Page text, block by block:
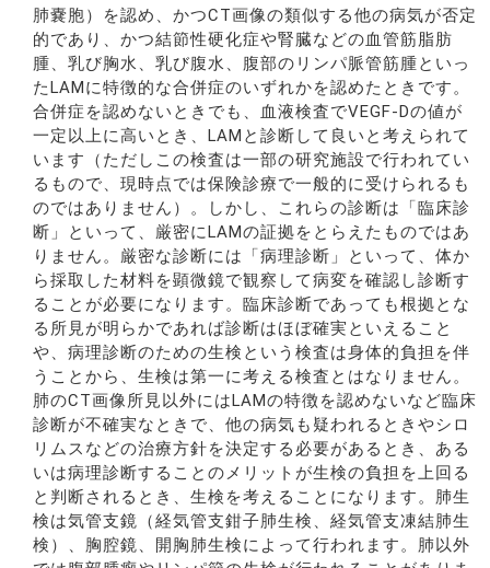
肺嚢胞）を認め、かつCT画像の類似する他の病気が否定
的であり、かつ結節性硬化症や腎臓などの血管筋脂肪
腫、乳び胸水、乳び腹水、腹部のリンパ脈管筋腫といっ
たLAMに特徴的な合併症のいずれかを認めたときです。
合併症を認めないときでも、血液検査でVEGF-Dの値が
一定以上に高いとき、LAMと診断して良いと考えられて
います（ただしこの検査は一部の研究施設で行われてい
るもので、現時点では保険診療で一般的に受けられるも
のではありません）。しかし、これらの診断は「臨床診
断」といって、厳密にLAMの証拠をとらえたものではあ
りません。厳密な診断には「病理診断」といって、体か
ら採取した材料を顕微鏡で観察して病変を確認し診断す
ることが必要になります。臨床診断であっても根拠とな
る所見が明らかであれば診断はほぼ確実といえること
や、病理診断のための生検という検査は身体的負担を伴
うことから、生検は第一に考える検査とはなりません。
肺のCT画像所見以外にはLAMの特徴を認めないなど臨床
診断が不確実なときで、他の病気も疑われるときやシロ
リムスなどの治療方針を決定する必要があるとき、ある
いは病理診断することのメリットが生検の負担を上回る
と判断されるとき、生検を考えることになります。肺生
検は気管支鏡（経気管支鉗子肺生検、経気管支凍結肺生
検）、胸腔鏡、開胸肺生検によって行われます。肺以外